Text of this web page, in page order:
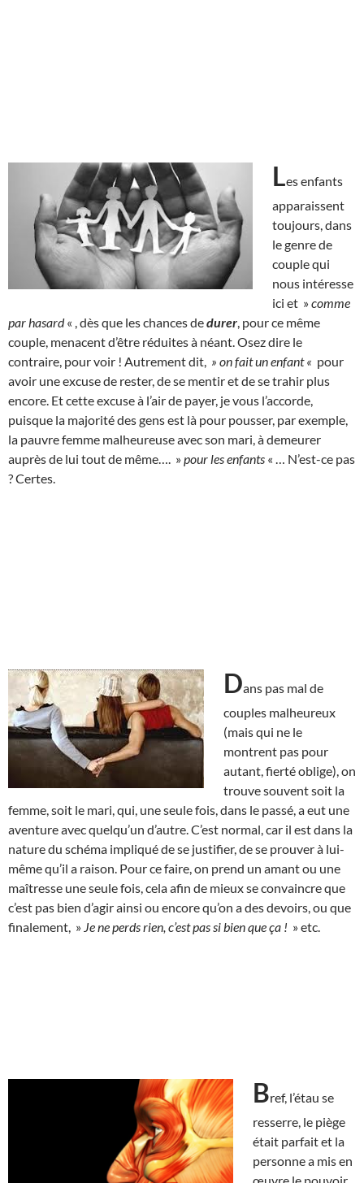
Les enfants
apparaissent
toujours, dans
le genre de
couple qui
nous intéresse
ici et »comme
par hasard« , dès que les chances dedurer , pour ce même
couple, menacent d’être réduites à néant. Osez dire le
contraire, pour voir ! Autrement dit, » on fait un enfant « pour
avoir une excuse de rester, de se mentir et de se trahir plus
encore. Et cette excuse à l’air de payer, je vous l’accorde,
puisque la majorité des gens est là pour pousser, par exemple,
la pauvre femme malheureuse avec son mari, à demeurer
auprès de lui tout de même…. »pour les enfants « … N’est-ce pas
? Certes.
Dans pas mal de
couples malheureux
(mais qui ne le
montrent pas pour
autant, fierté oblige), on
trouve souvent soit la
femme, soit le mari, qui, une seule fois, dans le passé, a eut une
aventure avec quelqu’un d’autre. C’est normal, car il est dans la
nature du schéma impliqué de se justifier, de se prouver à lui-
même qu’il a raison. Pour ce faire, on prend un amant ou une
maîtresse une seule fois, cela afin de mieux se convaincre que
c’est pas bien d’agir ainsi ou encore qu’on a des devoirs, ou que
finalement, » Je ne perds rien, c’est pas si bien que ça ! » etc.
Bref, l’étau se
resserre, le piège
était parfait et la
personne a mis en
œuvre le pouvoir